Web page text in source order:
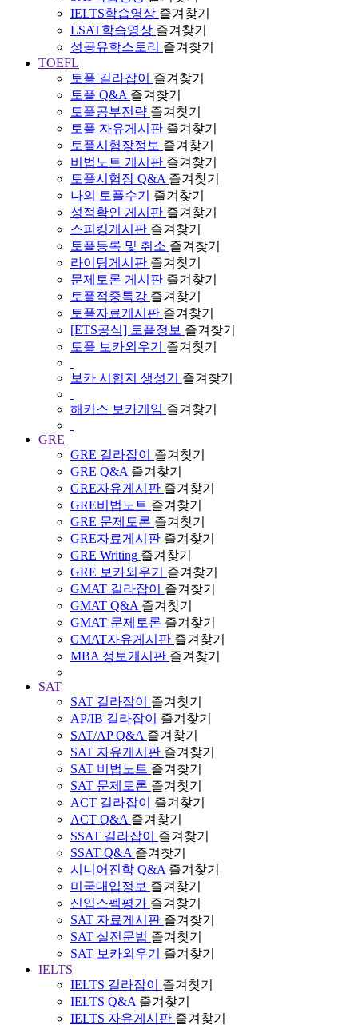
IELTS학습영상 즐겨찾기
LSAT학습영상 즐겨찾기
성공유학스토리 즐겨찾기
TOEFL
토플 길라잡이
즐겨찾기
토플 Q&A 즐겨찾기
토플공부전략 즐겨찾기
토플 자유게시판 즐겨찾기
토플시험장정보 즐겨찾기
비법노트 게시판 즐겨찾기
토플시험장 Q&A 즐겨찾기
나의 토플수기
즐겨찾기
성적확인 게시판 즐겨찾기
스피킹게시판 즐겨찾기
토플등록 및 취소 즐겨찾기
라이팅게시판 즐겨찾기
문제토론 게시판 즐겨찾기
토플적중특강 즐겨찾기
토플자료게시판 즐겨찾기
[ETS공식] 토플정보 즐겨찾기
토플 보카외우기
즐겨찾기
보카 시험지 생성기 즐겨찾기
해커스 보카게임 즐겨찾기
GRE
GRE 길라잡이
즐겨찾기
GRE Q&A 즐겨찾기
GRE자유게시판 즐겨찾기
GRE비법노트 즐겨찾기
GRE 문제토론 즐겨찾기
GRE자료게시판 즐겨찾기
GRE Writing 즐겨찾기
GRE 보카외우기
즐겨찾기
GMAT 길라잡이
즐겨찾기
GMAT Q&A 즐겨찾기
GMAT 문제토론 즐겨찾기
GMAT자유게시판 즐겨찾기
MBA 정보게시판 즐겨찾기
SAT
SAT 길라잡이
즐겨찾기
AP/IB 길라잡이
즐겨찾기
SAT/AP Q&A 즐겨찾기
SAT 자유게시판 즐겨찾기
SAT 비법노트 즐겨찾기
SAT 문제토론 즐겨찾기
ACT 길라잡이
즐겨찾기
ACT Q&A 즐겨찾기
SSAT 길라잡이
즐겨찾기
SSAT Q&A 즐겨찾기
시니어진학 Q&A 즐겨찾기
미국대입정보 즐겨찾기
신입스펙평가 즐겨찾기
SAT 자료게시판 즐겨찾기
SAT 실전문법 즐겨찾기
SAT 보카외우기
즐겨찾기
IELTS
IELTS 길라잡이
즐겨찾기
IELTS Q&A 즐겨찾기
IELTS 자유게시판 즐겨찾기